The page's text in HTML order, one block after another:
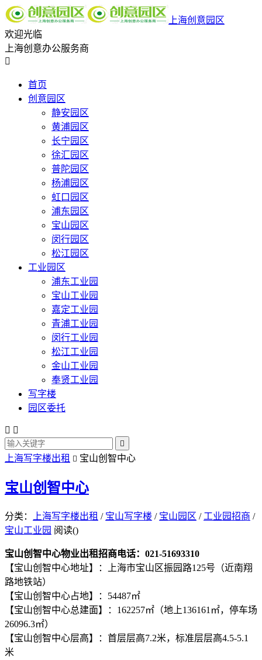
上海创意园区
欢迎光临
上海创意办公服务商

首页
创意园区
静安园区
黄浦园区
长宁园区
徐汇园区
普陀园区
杨浦园区
虹口园区
浦东园区
宝山园区
闵行园区
松江园区
工业园区
浦东工业园
宝山工业园
嘉定工业园
青浦工业园
闵行工业园
松江工业园
金山工业园
奉贤工业园
写字楼
园区委托
 

上海写字楼出租  宝山创智中心
宝山创智中心
分类： 上海写字楼出租 / 宝山写字楼 / 宝山园区 / 工业园招商 /
宝山工业园 阅读()
宝山创智中心物业出租招商电话：021-51693310
【宝山创智中心地址】：上海市宝山区振园路125号（近南翔
路地铁站）
【宝山创智中心占地】：54487㎡
【宝山创智中心总建面】：162257㎡（地上136161㎡，停车场
26096.3㎡）
【宝山创智中心层高】：首层层高7.2米，标准层层高4.5-5.1
米